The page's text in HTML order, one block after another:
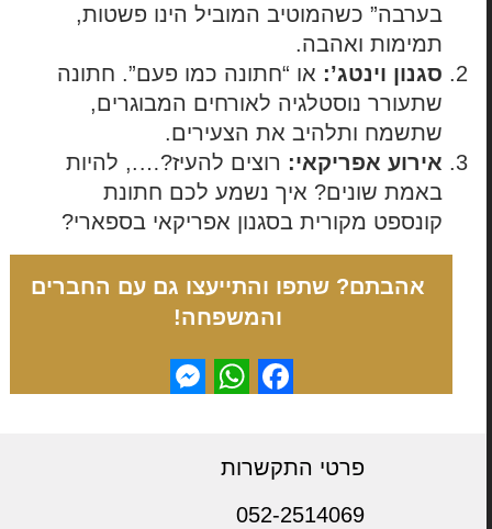
בערבה” כשהמוטיב המוביל הינו פשטות,
תמימות ואהבה.
סגנון וינטג’:או “חתונה כמו פעם”. חתונה
שתעורר נוסטלגיה לאורחים המבוגרים,
שתשמח ותלהיב את הצעירים.
אירוע אפריקאי:רוצים להעיז?…., להיות
באמת שונים? איך נשמע לכם חתונת
קונספט מקורית בסגנון אפריקאי בספארי?
אהבתם? שתפו והתייעצו גם עם החברים
והמשפחה!
פרטי התקשרות
052-2514069